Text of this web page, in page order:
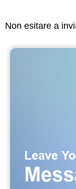
Non esitare a